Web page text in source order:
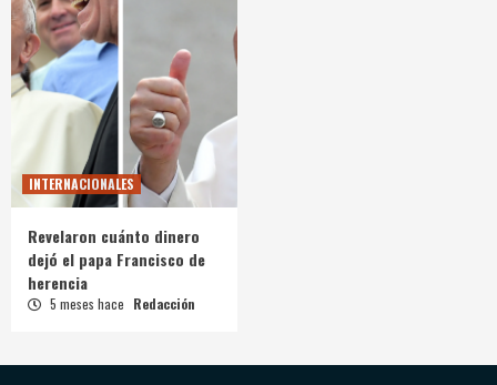
INTERNACIONALES
Revelaron cuánto dinero
dejó el papa Francisco de
herencia
5 meses hace Redacción